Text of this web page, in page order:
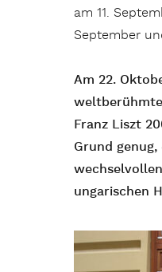
am 11.
September
Am 22.
Franz Liszt
Grund
ungarischen